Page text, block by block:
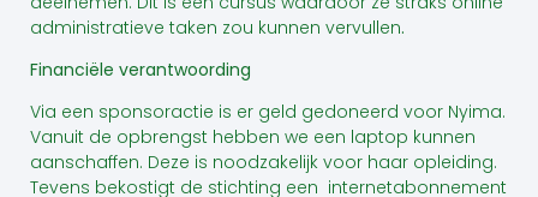
administratieve taken zou kunnen vervullen.
Financiële verantwoording
Via een sponsoractie is er geld gedoneerd voor Nyima.
Vanuit de opbrengst hebben we een laptop kunnen
aanschaffen. Deze is noodzakelijk voor haar opleiding.
Tevens bekostigt de stichting een internetabonnement